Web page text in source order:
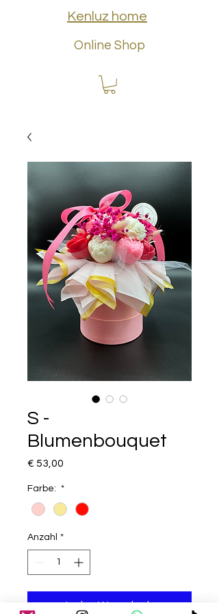
Kenluz home
Online Shop
S -
Blumenbouquet
€ 53,00
Farbe: *
Anzahl *
In den Warenkorb